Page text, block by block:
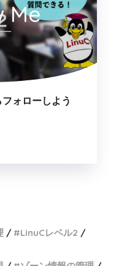
Me
ォローしよう
LinuCレベル2